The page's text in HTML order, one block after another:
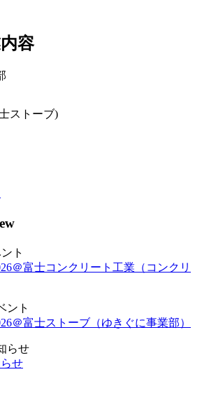
容
ト
＠富士コンクリート工業（コンクリ
ント
＠富士ストーブ（ゆきぐに事業部）
らせ
せ